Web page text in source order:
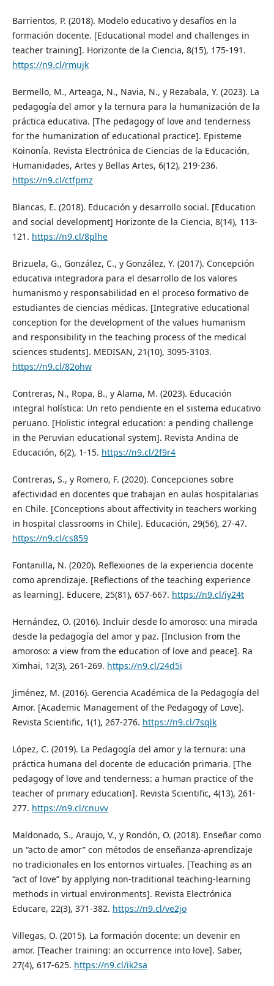
Barrientos, P. (2018). Modelo educativo y desafíos en la
formación docente. [Educational model and challenges in
teacher training]. Horizonte de la Ciencia, 8(15), 175-191.
https://n9.cl/rmujk
Bermello, M., Arteaga, N., Navia, N., y Rezabala, Y. (2023). La
pedagogía del amor y la ternura para la humanización de la
práctica educativa. [The pedagogy of love and tenderness
for the humanization of educational practice]. Episteme
Koinonía. Revista Electrónica de Ciencias de la Educación,
Humanidades, Artes y Bellas Artes, 6(12), 219-236.
https://n9.cl/ctfpmz
Blancas, E. (2018). Educación y desarrollo social. [Education
and social development] Horizonte de la Ciencia, 8(14), 113-
121. https://n9.cl/8plhe
Brizuela, G., González, C., y González, Y. (2017). Concepción
educativa integradora para el desarrollo de los valores
humanismo y responsabilidad en el proceso formativo de
estudiantes de ciencias médicas. [Integrative educational
conception for the development of the values humanism
and responsibility in the teaching process of the medical
sciences students]. MEDISAN, 21(10), 3095-3103.
https://n9.cl/82ohw
Contreras, N., Ropa, B., y Alama, M. (2023). Educación
integral holística: Un reto pendiente en el sistema educativo
peruano. [Holistic integral education: a pending challenge
in the Peruvian educational system]. Revista Andina de
Educación, 6(2), 1-15. https://n9.cl/2f9r4
Contreras, S., y Romero, F. (2020). Concepciones sobre
afectividad en docentes que trabajan en aulas hospitalarias
en Chile. [Conceptions about affectivity in teachers working
in hospital classrooms in Chile]. Educación, 29(56), 27-47.
https://n9.cl/cs859
Fontanilla, N. (2020). Reflexiones de la experiencia docente
como aprendizaje. [Reflections of the teaching experience
as learning]. Educere, 25(81), 657-667. https://n9.cl/iy24t
Hernández, O. (2016). Incluir desde lo amoroso: una mirada
desde la pedagogía del amor y paz. [Inclusion from the
amoroso: a view from the education of love and peace]. Ra
Ximhai, 12(3), 261-269. https://n9.cl/24d5i
Jiménez, M. (2016). Gerencia Académica de la Pedagogía del
Amor. [Academic Management of the Pedagogy of Love].
Revista Scientific, 1(1), 267-276. https://n9.cl/7sqlk
López, C. (2019). La Pedagogía del amor y la ternura: una
práctica humana del docente de educación primaria. [The
pedagogy of love and tenderness: a human practice of the
teacher of primary education]. Revista Scientific, 4(13), 261-
277. https://n9.cl/cnuvv
Maldonado, S., Araujo, V., y Rondón, O. (2018). Enseñar como
un “acto de amor” con métodos de enseñanza-aprendizaje
no tradicionales en los entornos virtuales. [Teaching as an
“act of love” by applying non-traditional teaching-learning
methods in virtual environments]. Revista Electrónica
Educare, 22(3), 371-382. https://n9.cl/ve2jo
Villegas, O. (2015). La formación docente: un devenir en
amor. [Teacher training: an occurrence into love]. Saber,
27(4), 617-625. https://n9.cl/ik2sa